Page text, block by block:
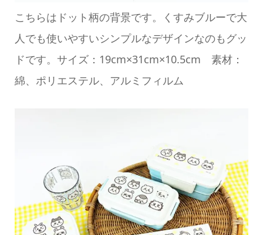
こちらはドット柄の背景です。くすみブルーで大
人でも使いやすいシンプルなデザインなのもグッ
ドです。サイズ：19cm×31cm×10.5cm 素材：
綿、ポリエステル、アルミフィルム